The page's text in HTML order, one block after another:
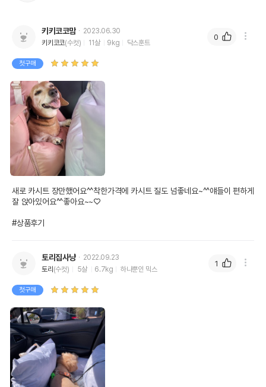
키키코코맘
2023.06.30
키키코코(수컷) 11살 9kg 닥스훈트
첫구매
새로 카시트 장만했어요^^착한가격에 카시트 질도 넘좋네요~^^얘들이 편하게
잘 앉아있어요^^좋아요~~♡
#상품후기
0
토리집사냥
2022.09.23
토리 (수컷) 5살 6.7kg 하나뿐인 믹스
첫구매
1